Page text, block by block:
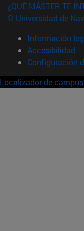
¿QUÉ MÁSTER TE
© Universidad de
Información
Accesibilidad
Configuración
Localizador de campus